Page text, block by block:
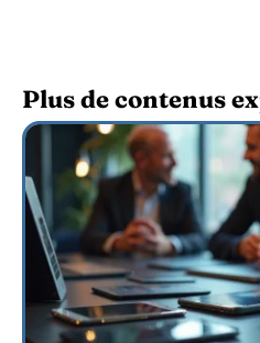
Plus de contenus